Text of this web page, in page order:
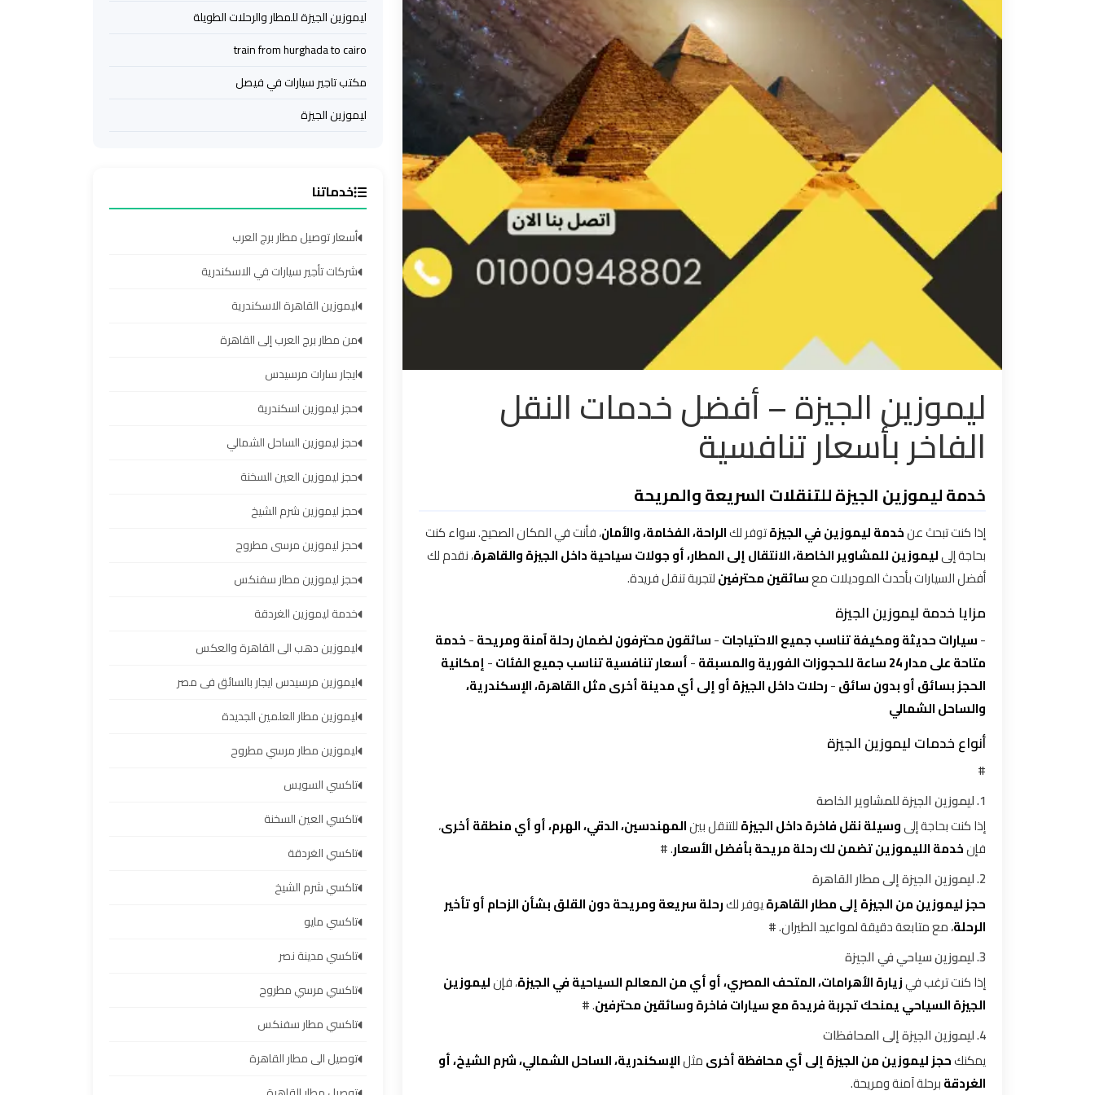
ليموزين الجيزة – أفضل خدمات النقل
الفاخر بأسعار تنافسية
خدمة ليموزين الجيزة للتنقلات السريعة والمريحة
إذا كنت تبحث عنخدمة ليموزين في الجيزةتوفر لكالراحة، الفخامة، والأمان، فأنت في المكان الصحيح. سواء كنت
بحاجة إلىليموزين للمشاوير الخاصة، الانتقال إلى المطار، أو جولات سياحية داخل الجيزة والقاهرة، نقدم لك
أفضل السيارات بأحدث الموديلات معسائقين محترفينلتجربة تنقل فريدة.
مزايا خدمة ليموزين الجيزة
-سيارات حديثة ومكيفة تناسب جميع الاحتياجات-سائقون محترفون لضمان رحلة آمنة ومريحة-خدمة
متاحة على مدار 24 ساعة للحجوزات الفورية والمسبقة
-أسعار تنافسية تناسب جميع الفئات-إمكانية
الحجز بسائق أو بدون سائق-رحلات داخل الجيزة أو إلى أي مدينة أخرى مثل القاهرة، الإسكندرية،
والساحل الشمالي
أنواع خدمات ليموزين الجيزة
#
1. ليموزين الجيزة للمشاوير الخاصة
إذا كنت بحاجة إلىوسيلة نقل فاخرة داخل الجيزةللتنقل بينالمهندسين، الدقي، الهرم، أو أي منطقة أخرى،
فإنخدمة الليموزين تضمن لك رحلة مريحة بأفضل الأسعار. #
2. ليموزين الجيزة إلى مطار القاهرة
حجز ليموزين من الجيزة إلى مطار القاهرةيوفر لكرحلة سريعة ومريحة دون القلق بشأن الزحام أو تأخير
الرحلة، مع متابعة دقيقة لمواعيد الطيران. #
3. ليموزين سياحي في الجيزة
إذا كنت ترغب فيزيارة الأهرامات، المتحف المصري، أو أي من المعالم السياحية في الجيزة، فإنليموزين
الجيزة السياحي يمنحك تجربة فريدة مع سيارات فاخرة وسائقين محترفين. #
4. ليموزين الجيزة إلى المحافظات
يمكنكحجز ليموزين من الجيزة إلى أي محافظة أخرىمثلالإسكندرية، الساحل الشمالي، شرم الشيخ، أو
الغردقةبرحلة آمنة ومريحة.
ليموزين الجيزة للمطار والرحلات الطويلة
train from hurghada to cairo
مكتب تاجير سيارات في فيصل
ليموزين الجيزة
خدماتنا
أسعار توصيل مطار برج العرب
شركات تأجير سيارات في الاسكندرية
ليموزين القاهرة الاسكندرية
من مطار برج العرب إلى القاهرة
ايجار سارات مرسيدس
حجز ليموزين اسكندرية
حجز ليموزين الساحل الشمالي
حجز ليموزين العين السخنة
حجز ليموزين شرم الشيخ
حجز ليموزين مرسى مطروح
حجز ليموزين مطار سفنكس
خدمة ليموزين الغردقة
ليموزين دهب الى القاهرة والعكس
ليموزين مرسيدس ايجار بالسائق فى مصر
ليموزين مطار العلمين الجديدة
ليموزين مطار مرسي مطروح
تاكسي السويس
تاكسي العين السخنة
تاكسي الغردقة
تاكسي شرم الشيخ
تاكسي مايو
تاكسي مدينة نصر
تاكسي مرسي مطروح
تاكسي مطار سفنكس
توصيل الى مطار القاهرة